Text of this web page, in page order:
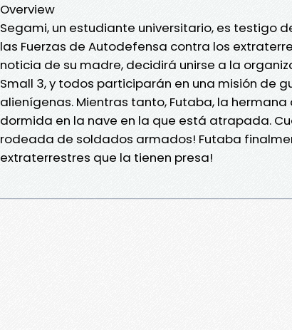
Overview
Segami, un estudiante universitario, es testigo
las Fuerzas de Autodefensa contra los
noticia de su madre, decidirá unirse a la
Small 3, y todos participarán en una misión de
alienígenas. Mientras tanto, Futaba, la
dormida en la nave en la que está atrapada.
rodeada de soldados armados! Futaba
extraterrestres que la tienen presa!